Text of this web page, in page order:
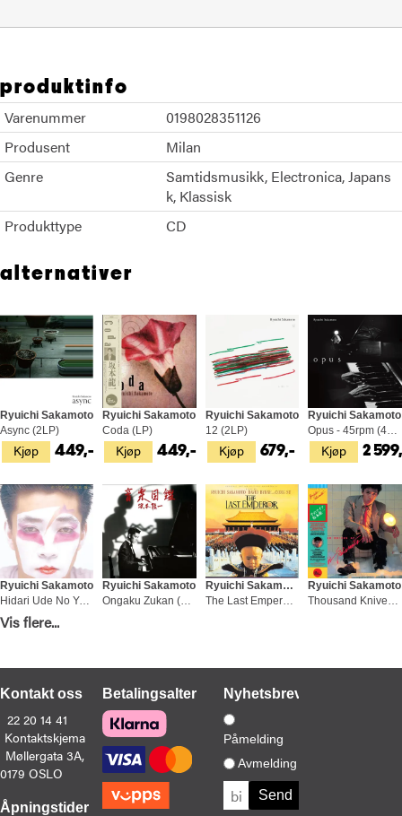
produktinfo
Varenummer
0198028351126
Produsent
Milan
Genre
Samtidsmusikk Electronica Japans
k Klassisk
Produkttype
CD
alternativer
Kjøp
Ryuichi Sakamoto
Async (2LP)
449,- Kjøp
Ryuichi Sakamoto
Coda (LP)
449,- Kjøp
Ryuichi Sakamoto
12 (2LP)
679,- Kjøp
Ryuichi Sakamoto
Opus - 45rpm (4LP)
2
Kjøp
Ryuichi Sakamoto
Hidari Ude No Yume-Deluxe Edition (2LP)
499,-
Ryuichi Sakamoto
Ongaku Zukan (LP+7")
Ryuichi Sakamoto/David Byrne/Cong Su
The Last Emperor - OST (LP)
Ryuichi Sakamoto
Thousand Knives Of (LP)
Ryuichi Sakamoto
Esperanto (LP)
Kjøp
Ryuichi Sakamoto
Esperanto (CD)
249,- Kjøp
Ryuichi Sakamoto & David Toop
Garden Of Shadows And Light (LP)
429,-
Vis flere...
Kontakt oss
22 20 14 41
Kontaktskjema
Møllergata 3A,
0179 OSLO
Åpningstider
BetalingsalternativerNyhetsbrev
Påmelding
Avmelding